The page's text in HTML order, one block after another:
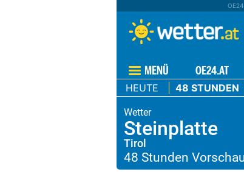
OE24
MENÜ OE24.AT
HEUTE 48 STUNDEN
Steinplatte
Tirol